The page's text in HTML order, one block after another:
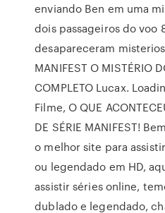
enviando Ben em uma
dois passageiros do voo
desapareceram
MANIFEST O MISTÉRIO
COMPLETO Lucax.
Filme, O QUE
DE SÉRIE MANIFEST!
o melhor site para
ou legendado em HD,
assistir séries online,
dublado e legendado,